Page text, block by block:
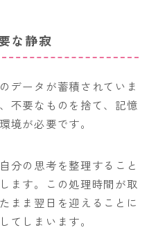
な静寂
データが蓄積されていま
不要なものを捨て、記憶
境が必要です。
分の思考を整理すること
ます。この処理時間が取
まま翌日を迎えることに
てしまいます。